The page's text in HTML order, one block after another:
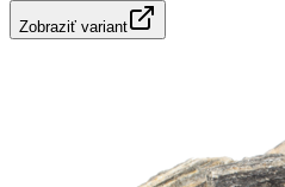
Zobraziť variant